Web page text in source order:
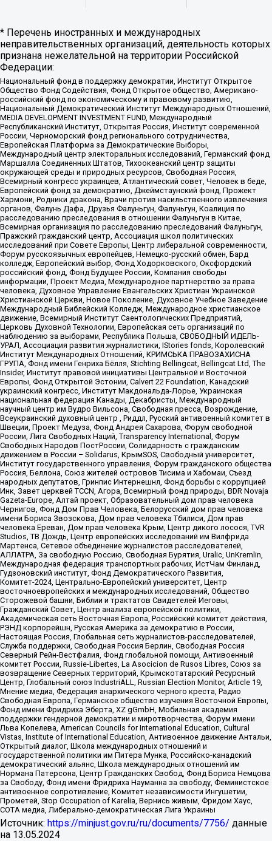
* Перечень иностранных и международных
неправительственных организаций, деятельность которых
признана нежелательной на территории Российской
Федерации:
Национальный фонд в поддержку демократии, Институт Открытое
Общество Фонд Содействия, Фонд Открытое общество, Американо-
российский фонд по экономическому и правовому развитию,
Национальный Демократический Институт Международных Отношений,
MEDIA DEVELOPMENT INVESTMENT FUND, Международный
Республиканский Институт, Открытая Россия, Институт современной
России, Черноморский фонд регионального сотрудничества,
Европейская Платформа за Демократические Выборы,
Международный центр электоральных исследований, Германский фонд
Маршалла Соединенных Штатов, Тихоокеанский центр защиты
окружающей среды и природных ресурсов, Свободная Россия,
Всемирный конгресс украинцев, Атлантический совет, Человек в беде,
Европейский фонд за демократию, Джеймстаунский фонд, Прожект
Хармони, Родники дракона, Врачи против насильственного извлечения
органов, Фалунь Дафа, Друзья Фалуньгун, Фалуньгун, Коалиция по
расследованию преследования в отношении Фалуньгун в Китае,
Всемирная организация по расследованию преследований Фалуньгун,
Пражский гражданский центр, Ассоциация школ политических
исследований при Совете Европы, Центр либеральной современности,
Форум русскоязычных европейцев, Немецко-русский обмен, Бард
колледж, Европейский выбор, Фонд Ходорковского, Оксфордский
российский фонд, Фонд Будущее России, Компания свободы
информации, Проект Медиа, Международное партнерство за права
человека, Духовное Управление Евангельских Христиан Украинской
Христианской Церкви, Новое Поколение, Духовное Учебное Заведение
Международный Библейский Колледж, Международное христианское
движение, Всемирный Институт Саентологических Предприятий,
Церковь Духовной Технологии, Европейская сеть организаций по
наблюдению за выборами, Республика Польша, СВОБОДНЫЙ ИДЕЛЬ-
УРАЛ, Ассоциация развития журналистики, IStories fonds, Королевский
Институт Международных Отношений, КРИМСЬКА ПРАВОЗАХИСНА
ГРУПА, Фонд имени Генриха Бёлля, Stichting Bellingcat, Bellingcat Ltd, The
Insider, Институт правовой инициативы Центральной и Восточной
Европы, Фонд Открытой Эстонии, Calvert 22 Foundation, Канадский
украинский конгресс, Институт Макдональда-Лорье, Украинская
национальная федерация Канады, Декабристы, Международный
научный центр им Вудро Вильсона, Свободная пресса, Возрождение,
Всеукраинский духовный центр , Риддл, Русский антивоенный комитет в
Швеции, Проект Медуза, Фонд Андрея Сахарова, Форум свободной
России, Лига Свободных Наций, Transparеncy International, Форум
Свободных Народов ПостРоссии, Солидарность с гражданским
движением в России – Solidarus, КрымSOS, Свободный университет,
Институт государственного управления, Форум гражданского общества
Россия, Беллона, Союз жителей островов Тисима и Хабомаи, Съезд
народных депутатов, Гринпис Интернешнл, Фонд борьбы с коррупцией
Инк, Завет церквей TCCN, Агора, Всемирный фонд природы, BDR Novaja
Gazeta-Europe, Алтай проект, Образовательный дом прав человека
Чернигов, Фонд Дом Прав Человека, Белорусский дом прав человека
имени Бориса Звозскова, Дом прав человека Тбилиси, Дом прав
человека Ереван, Дом прав человека Крым, Центр дикого лосося, TVR
Studios, ТВ Дождь, Центр европейских исследований им Вилфрида
Мартенса, Сетевое объединение журналистов расследователей,
АЛЛАТРА, За свободную Россию, Свободная Бурятия, Uralic, UnKremlin,
Международная федерация транспортных рабочих, ИстЧам Финланд,
Гудзоновский институт, Фонд Демократического Развития,
Комитет-2024, Центрально-Европейский университет, Центр
восточноевропейских и международных исследований, Общество
Сторожевой башни, Библии и трактатов Свидетелей Иеговы,
Гражданский Совет, Центр анализа европейской политики,
Академическая сеть Восточная Европа, Российский комитет действия,
РЭНД корпорейшн, Русская Америка за демократию в России,
Настоящая Россия, Глобальная сеть журналистов-расследователей,
Служба поддержки, Свободная Россия Берлин, Свободная Россия
Северный Рейн-Вестфалия, Фонд глобальной помощи, Антивоенный
комитет России, Russie-Libertes, La Asocicion de Rusos Libres, Союз за
возвращение Северных территорий, Крымскотатарский Ресурсный
Центр, Глобальный союз IndustriALL, Russian Election Monitor, Article 19,
Мнение медиа, Федерация анархического черного креста, Радио
Свободная Европа, Германское общество изучения Восточной Европы,
Фонд имени Фридриха Эберта, XZ gGmbH, Мобильная академия
поддержки гендерной демократии и миротворчества, Форум имени
Льва Копелева, American Councils for International Education, Cultural
Vistas, Institute of International Education, Антивоенное движение Антальи,
Открытый диалог, Школа международных отношений и
государственной политики им Питера Мунка, Российско-канадский
демократический альянс, Школа международных отношений им
Нормана Патерсона, Центр Гражданских Свобод, Фонд Бориса Немцова
за Свободу, Фонд имени Фридриха Науманна за свободу, Феминистское
антивоенное сопротивление, Комитет независимости Ингушетии,
Прометей, Stop Occupation of Karelia, Вернись живым, Фридом Хаус,
СОТА медиа, Либерально-демократическая Лига Украины
Источник: https://minjust.gov.ru/ru/documents/7756/ данные
на 13.05.2024